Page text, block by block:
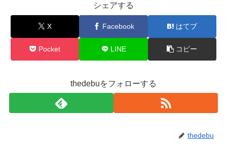
シェアする
X Facebook はてブ
Pocket LINE コピー
thedebuをフォローする
thedebu